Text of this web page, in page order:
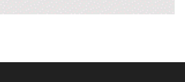
দেশের আট জেলায় বজ্রবৃষ্টির আশঙ্কা, ছয়